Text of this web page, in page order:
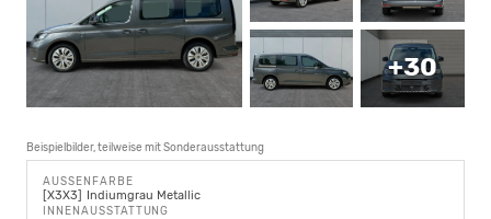
+30
Beispielbilder, teilweise mit Sonderausstattung
AUSSENFARBE
X3X3 Indiumgrau Metallic
INNENAUSSTATTUNG